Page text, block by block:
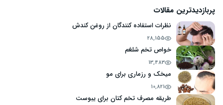
پربازدیدترین مقالات
نظرات استفاده کنندگان از روغن کندش
28,155
خواص تخم شلغم
13,483
میخک و رزماری برای مو
10,821
طریقه مصرف تخم کتان برای یبوست